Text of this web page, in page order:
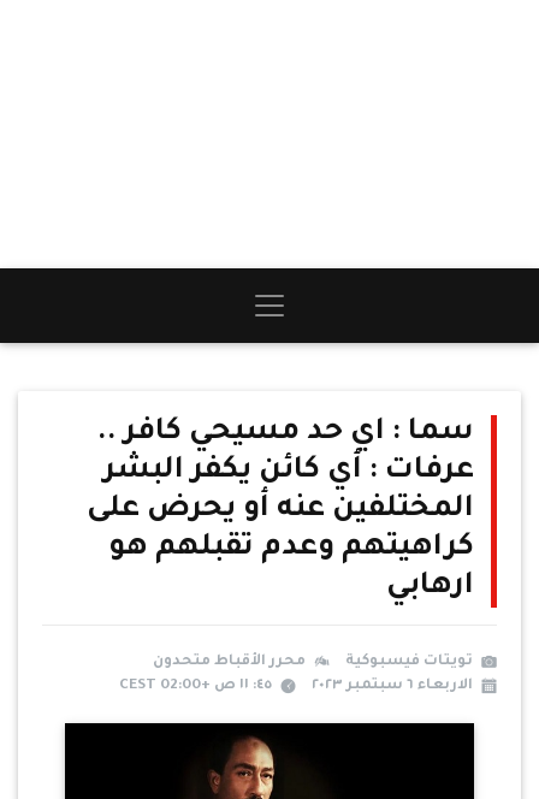
سما : اي حد مسيحي كافر ..
عرفات : أي كائن يكفر البشر
المختلفين عنه أو يحرض على
كراهيتهم وعدم تقبلهم هو
ارهابي
تويتات فيسبوكية
محرر الأقباط متحدون
الاربعاء ٦ سبتمبر ٢٠٢٣
٤٥: ١١ ص +02:00 CEST